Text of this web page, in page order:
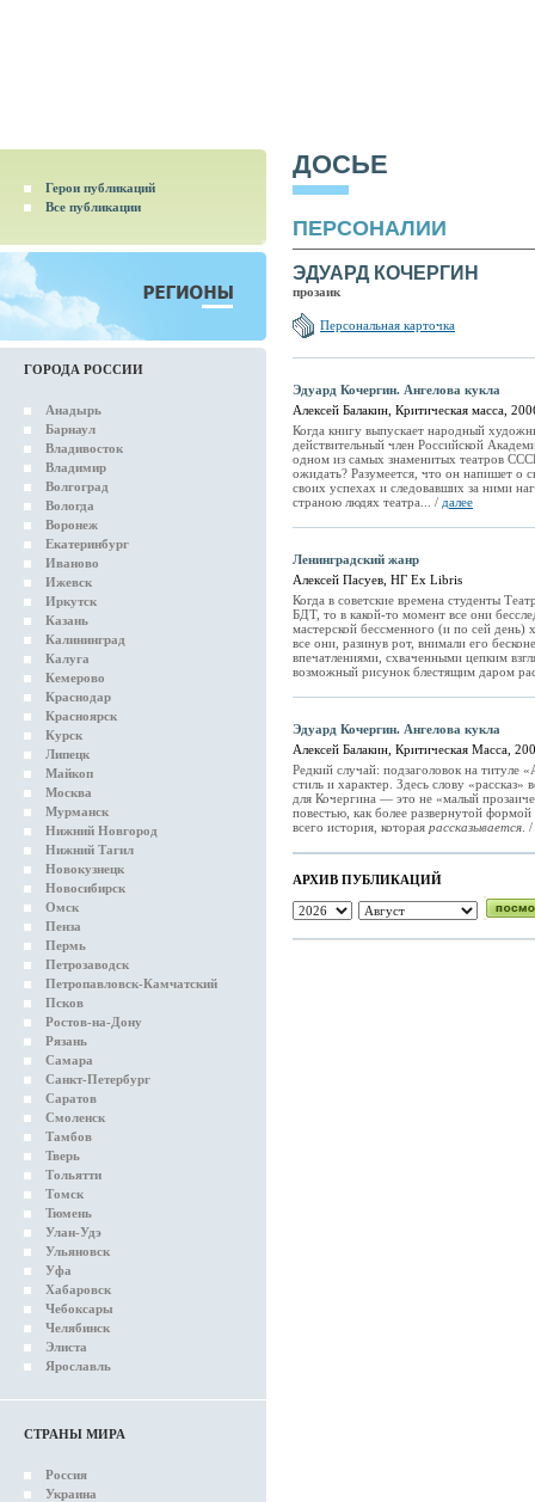
Герои публикаций
Все публикации
ГОРОДА РОССИИ
Анадырь
Барнаул
Владивосток
Владимир
Волгоград
Вологда
Воронеж
Екатеринбург
Иваново
Ижевск
Иркутск
Казань
Калининград
Калуга
Кемерово
Краснодар
Красноярск
Курск
Липецк
Майкоп
Москва
Мурманск
Нижний Новгород
Нижний Тагил
Новокузнецк
Новосибирск
Омск
Пенза
Пермь
Петрозаводск
Петропавловск-Камчатский
Псков
Ростов-на-Дону
Рязань
Самара
Санкт-Петербург
Саратов
Смоленск
Тамбов
Тверь
Тольятти
Томск
Тюмень
Улан-Удэ
Ульяновск
Уфа
Хабаровск
Чебоксары
Челябинск
Элиста
Ярославль
СТРАНЫ МИРА
Россия
Украина
ДОСЬЕ
ПЕРСОНАЛИИ
ЭДУАРД КОЧЕРГИН
прозаик
Персональная карточка
Эдуард Кочергин. Ангелова кукла
Алексей Балакин, Критическая масса,
Когда книгу выпускает народный
действительный член Российской
одном из самых знаменитых театров
ожидать? Разумеется, что он напишет о
своих успехах и следовавших за ними
страною людях театра... / далее
Ленинградский жанр
Алексей Пасуев, НГ Ex Libris
Когда в советские времена студенты
БДТ, то в какой-то момент все они
мастерской бессменного (и по сей день)
все они, разинув рот, внимали его
впечатлениями, схваченными цепким
возможный рисунок блестящим даром
Эдуард Кочергин. Ангелова кукла
Алексей Балакин, Критическая Масса,
Редкий случай: подзаголовок на титуле
стиль и характер. Здесь слову
для Кочергина — это не «малый
повестью, как более развернутой
всего история, которая рассказывается . /
АРХИВ ПУБЛИКАЦИЙ